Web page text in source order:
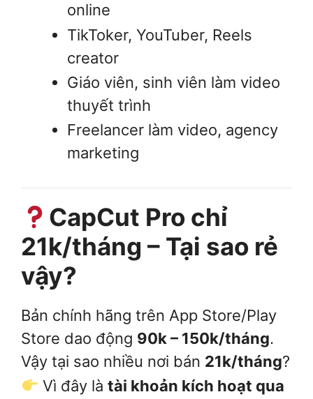
online
TikToker, YouTuber, Reels
creator
Giáo viên, sinh viên làm video
thuyết trình
Freelancer làm video, agency
marketing
CapCut Pro chỉ
21k/tháng – Tại sao rẻ
vậy?
Bản chính hãng trên App Store/Play
Store dao động 90k – 150k/tháng.
Vậy tại sao nhiều nơi bán 21k/tháng?
Vì đây làtài khoản kích hoạt qua